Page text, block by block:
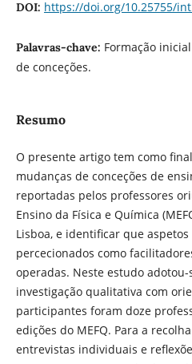
DOI: https://doi.org/10.25755/
Palavras-chave: Formação
de conceções.
Resumo
O presente artigo tem como
mudanças de conceções de
reportadas pelos professores
Ensino da Física e Química
Lisboa, e identificar que
percecionados como
operadas. Neste estudo
investigação qualitativa com
participantes foram doze
edições do MEFQ. Para a
entrevistas individuais e